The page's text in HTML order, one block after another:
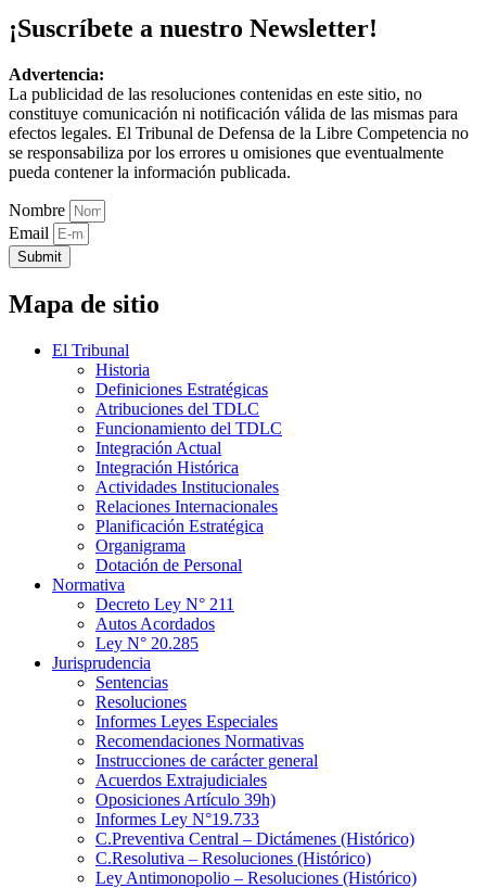
¡Suscríbete a nuestro Newsletter!
Advertencia:
La publicidad de las resoluciones contenidas en este sitio, no
constituye comunicación ni notificación válida de las mismas para
efectos legales. El Tribunal de Defensa de la Libre Competencia no
se responsabiliza por los errores u omisiones que eventualmente
pueda contener la información publicada.
Nombre
Email
Submit
Mapa de sitio
El Tribunal
Historia
Definiciones Estratégicas
Atribuciones del TDLC
Funcionamiento del TDLC
Integración Actual
Integración Histórica
Actividades Institucionales
Relaciones Internacionales
Planificación Estratégica
Organigrama
Dotación de Personal
Normativa
Decreto Ley N° 211
Autos Acordados
Ley N° 20.285
Jurisprudencia
Sentencias
Resoluciones
Informes Leyes Especiales
Recomendaciones Normativas
Instrucciones de carácter general
Acuerdos Extrajudiciales
Oposiciones Artículo 39h)
Informes Ley N°19.733
C.Preventiva Central – Dictámenes (Histórico)
C.Resolutiva – Resoluciones (Histórico)
Ley Antimonopolio – Resoluciones (Histórico)